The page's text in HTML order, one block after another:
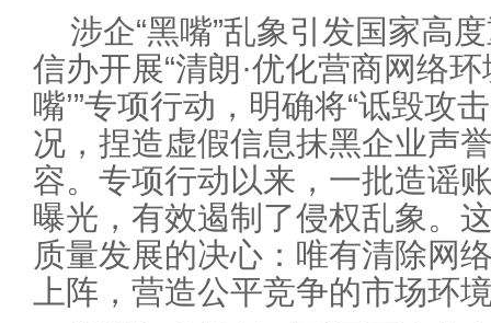
涉企“黑嘴”乱象引发国家高
信办开展“清朗·优化营商网络
嘴’”专项行动，明确将“诋毁攻
况，捏造虚假信息抹黑企业声
容。专项行动以来，一批造谣
曝光，有效遏制了侵权乱象。
质量发展的决心：唯有清除网
上阵，营造公平竞争的市场环